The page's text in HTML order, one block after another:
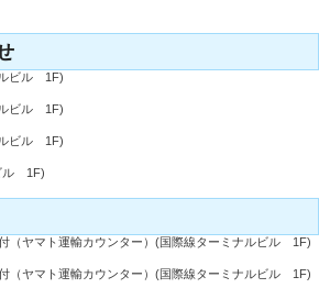
ビル 1F)
ビル 1F)
ビル 1F)
ル 1F)
（ヤマト運輸カウンター）(国際線ターミナルビル 1F)
（ヤマト運輸カウンター）(国際線ターミナルビル 1F)